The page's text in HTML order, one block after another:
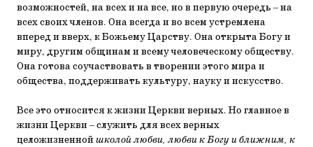
возможностей, на всех и на все, но в первую очередь – на
всех своих членов. Она всегда и во всем устремлена
вперед и вверх, к Божьему Царству. Она открыта Богу и
миру, другим общинам и всему человеческому обществу.
Она готова соучаствовать в творе­нии этого мира и
общества, поддерживать культуру, науку и искусство.
Все это относится к жизни Церкви верных. Но главное в
жизни Церкви – служить для всех верных
целожизненнойшколой любви, любви к Богу и ближним, к